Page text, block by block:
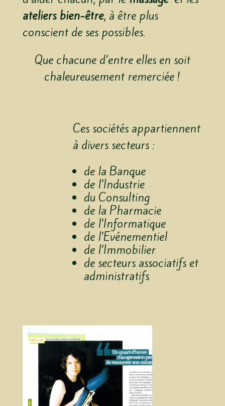
ateliers bien-être, à être plus
conscient de ses possibles.
Que chacune d’entre elles en soit
chaleureusement remerciée !
Ces sociétés appartiennent
à divers secteurs :
de la Banque
de l’Industrie
du Consulting
de la Pharmacie
de l’Informatique
de l’Evénementiel
de l’Immobilier
de secteurs associatifs et
administratifs